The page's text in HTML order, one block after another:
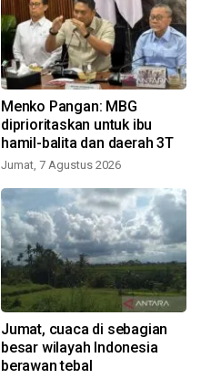
Menko Pangan: MBG
diprioritaskan untuk ibu
hamil-balita dan daerah 3T
Jumat, 7 Agustus 2026
Jumat, cuaca di sebagian
besar wilayah Indonesia
berawan tebal